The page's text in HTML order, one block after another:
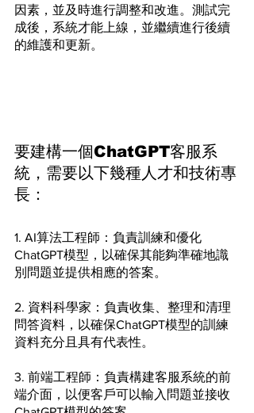
因素，並及時進行調整和改進。測試完
成後，系統才能上線，並繼續進行後續
的維護和更新。
要建構一個ChatGPT客服系
統，需要以下幾種人才和技術專
長：
1. AI算法工程師：負責訓練和優化
ChatGPT模型，以確保其能夠準確地識
別問題並提供相應的答案。
2. 資料科學家：負責收集、整理和清理
問答資料，以確保ChatGPT模型的訓練
資料充分且具有代表性。
3. 前端工程師：負責構建客服系統的前
端介面，以便客戶可以輸入問題並接收